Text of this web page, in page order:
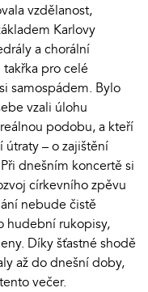
vzdělanost,
Karlovy
a chorální
pro celé
samospádem. Bylo
vzali úlohu
podobu, a kteří
útraty – o zajištění
dnešním koncertě si
církevního zpěvu
nebude čistě
hudební rukopisy,
Díky šťastné shodě
až do dnešní doby,
večer.